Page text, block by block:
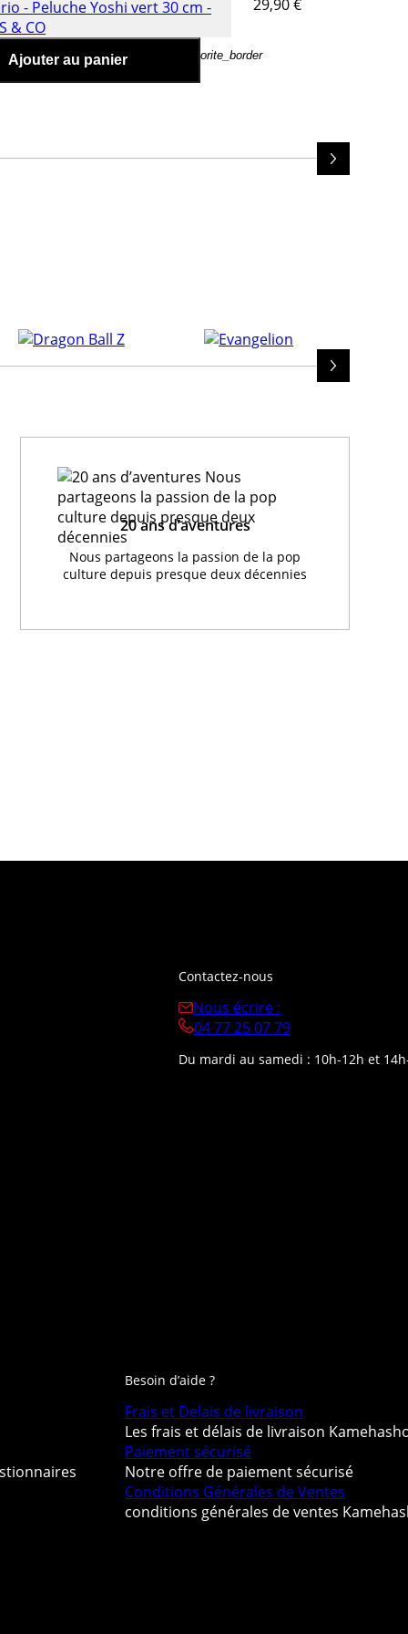
Ajouter au panier favorite_border
Super Mario - Peluche Yoshi
29,90 €
20 ans d’aventures
Nous partageons la passion de la pop
culture depuis presque deux décennies
Contactez-nous
Nous écrire :
04 77 25 07 79
Du mardi au samedi : 10h-12h et
Besoin d’aide ?
Frais et Delais de livraison
Les frais et délais de livraison
Paiement sécurisé
Notre offre de paiement sécurisé
Conditions Générales de Ventes
conditions générales de ventes